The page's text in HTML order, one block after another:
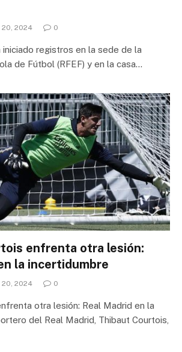
20, 2024 0
iniciado registros en la sede de la
de Fútbol (RFEF) y en la casa…
enfrenta otra lesión:
la incertidumbre
20, 2024 0
otra lesión: Real Madrid en la
del Real Madrid, Thibaut Courtois,